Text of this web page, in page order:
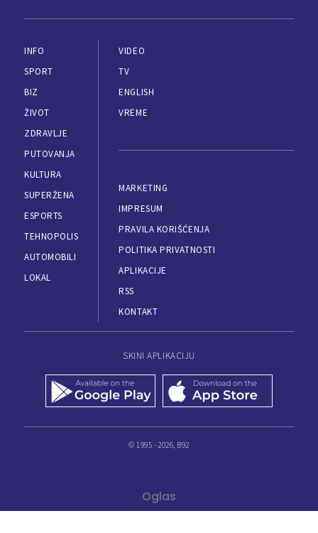
INFO
SPORT
BIZ
ŽIVOT
ZDRAVLJE
PUTOVANJA
KULTURA
SUPERŽENA
ESPORTS
TEHNOPOLIS
AUTOMOBILI
LOKAL
VIDEO
TV
ENGLISH
VREME
MARKETING
IMPRESUM
PRAVILA KORIŠĆENJA
POLITIKA PRIVATNOSTI
APLIKACIJE
RSS
KONTAKT
SKINI APLIKACIJU
© 1995 - 2026, B92